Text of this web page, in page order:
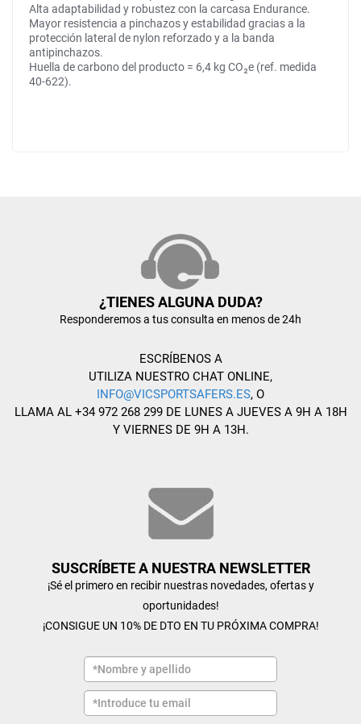
Alta adaptabilidad y robustez con la carcasa Endurance.
Mayor resistencia a pinchazos y estabilidad gracias a la
protección lateral de nylon reforzado y a la banda
antipinchazos.
Huella de carbono del producto = 6,4 kg CO₂e (ref. medida
40-622).
¿TIENES ALGUNA DUDA?
Responderemos a tus consulta en menos de 24h
ESCRÍBENOS A
UTILIZA NUESTRO CHAT ONLINE,
INFO@VICSPORTSAFERS.ES, O
LLAMA AL +34 972 268 299 DE LUNES A JUEVES A 9H A 18H
Y VIERNES DE 9H A 13H.
SUSCRÍBETE A NUESTRA NEWSLETTER
¡Sé el primero en recibir nuestras novedades, ofertas y
oportunidades!
¡CONSIGUE UN 10% DE DTO EN TU PRÓXIMA COMPRA!